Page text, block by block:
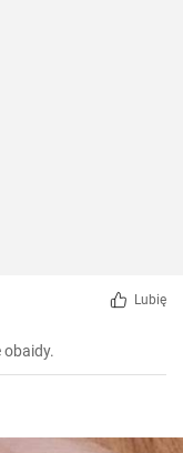
Lubię
obaidy.